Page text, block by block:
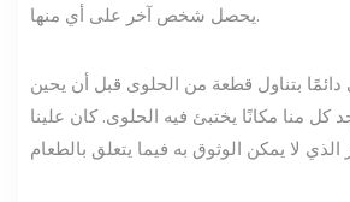
يحصل شخص آخر على أي منها.
بتناول قطعة من الحلوى قبل أن يحين
كل منا مكانًا يختبئ فيه الحلوى. كان علينا